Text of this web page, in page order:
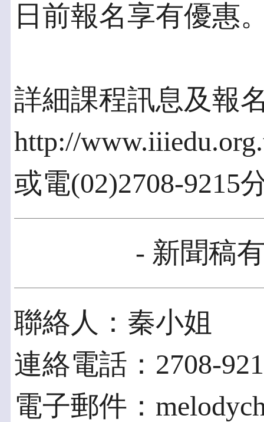
日前報名享有優惠
詳細課程訊息及報
http://
或電(02)2708-9215
- 新聞稿
聯絡人：秦小姐
連絡電話：2708-
電子郵件：